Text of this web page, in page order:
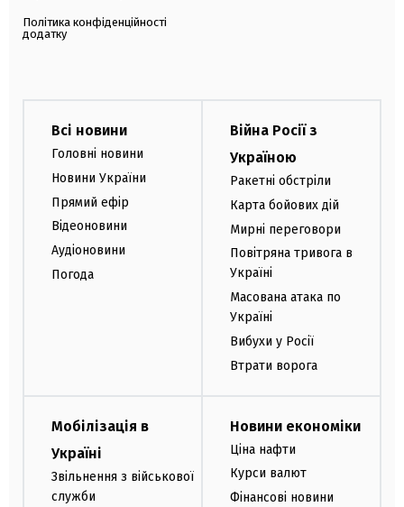
Політика конфіденційності
додатку
Всі новини
Головні новини
Новини України
Прямий ефір
Відеоновини
Аудіоновини
Погода
Війна Росії з
Україною
Ракетні обстріли
Карта бойових дій
Мирні переговори
Повітряна тривога в
Україні
Масована атака по
Україні
Вибухи у Росії
Втрати ворога
Мобілізація в
Україні
Звільнення з військової
служби
Новини економіки
Ціна нафти
Курси валют
Фінансові новини